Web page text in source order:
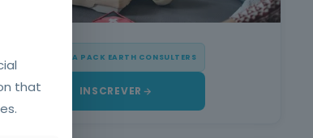
★ OFERTA PACK EARTH CONSULTERS
INSCREVER
that